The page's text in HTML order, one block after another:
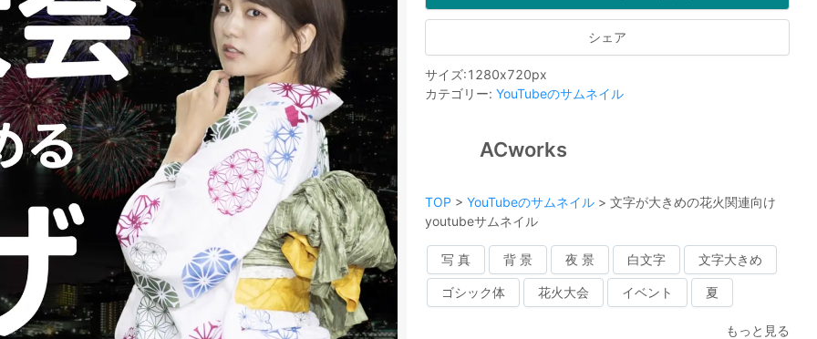
シェア
サイズ:1280x720px
カテゴリー: YouTubeのサムネイル
ACworks
TOP > YouTubeのサムネイル > 文字が大きめの花火関連向け
youtubeサムネイル
写 真 背 景 夜 景 白文字 文字大きめ
ゴシック体 花火大会 イベント 夏
もっと見る